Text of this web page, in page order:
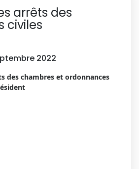
arrêts des
civiles
2022
des chambres et ordonnances